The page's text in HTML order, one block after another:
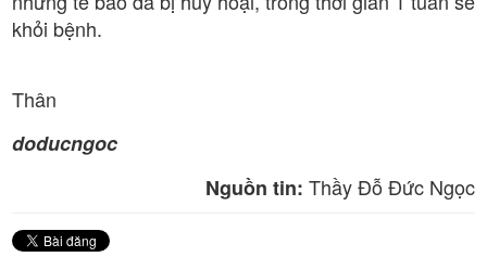
khỏi bệnh.
Thân
doducngoc
Nguồn tin: Thầy Đỗ Đức Ngọc